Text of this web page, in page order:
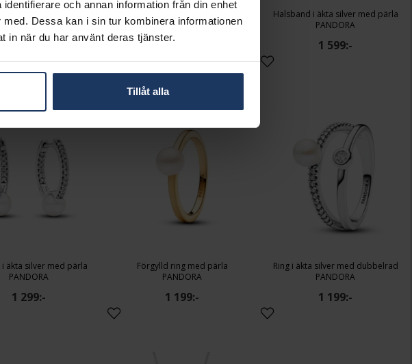
och annan information från din enhet
Dessa kan i sin tur kombinera informationen
in när du har använt deras tjänster.
Tillåt alla
PANDORA
1 399:-
PANDORA
2 199:-
Halsband i äkta silver med pärla
PANDORA
1 599:-
äkta silver med pärla
PANDORA
1 299:-
Förgylld ring med pärla
PANDORA
1 199:-
Ring i äkta silver med dubbelrad
PANDORA
1 199:-